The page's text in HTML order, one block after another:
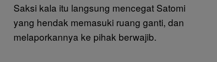
Saksi kala itu langsung mencegat Satomi
yang hendak memasuki ruang ganti, dan
melaporkannya ke pihak berwajib.